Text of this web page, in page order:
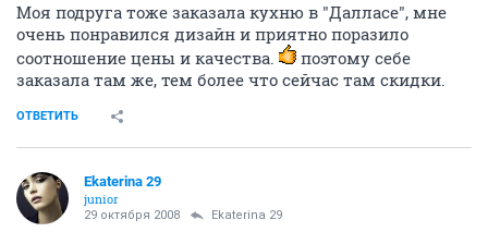
Моя подруга тоже заказала кухню в "Далласе", мне
очень понравился дизайн и приятно поразило
соотношение цены и качества.
поэтому себе
заказала там же, тем более что сейчас там скидки.
ОТВЕТИТЬ
Ekaterina 29
junior
29 октября 2008 Ekaterina 29